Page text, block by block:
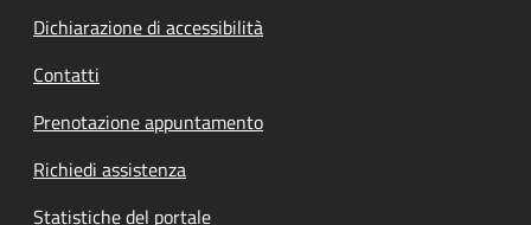
Dichiarazione di accessibilità
Contatti
Prenotazione appuntamento
Richiedi assistenza
Statistiche del portale